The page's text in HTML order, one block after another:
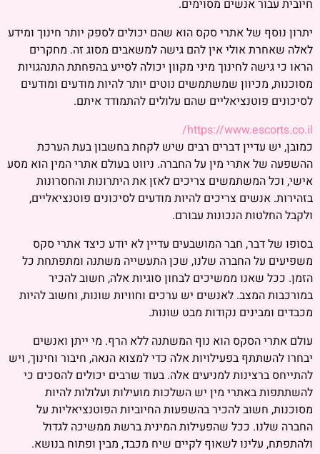
חיובית עבור אנשים מסוימים.
יתרון נוסף של אתרי סקס הוא שהם יכולים לספק יותר חינוך ומידע
לאלה שאחרת אולי אין להם גישה למשאבים מסוג זה. מחקרים
הראו כי גישה לחינוך מיני מקוון יכולה לסייע בהפחתת התנהגויות
מסוכנות, מכיוון שמשתמשים נוטים יותר להיות מודעים ומודעים
לסיכונים פוטנציאליים שהם עלולים להתמודד איתם.
https://www.escorts.co.il/
כמובן, יש עדיין דברים רבים שיש לקחת בחשבון בעת הערכת
ההשפעה של אתרי מין על החברה. ניווט בעולם אתרי המין הוא מסע
אישי, וכל המשתמשים צריכים לאזן את היתרונות והחסרונות
בזהירות. אנשים צריכים להיות מודעים לסיכונים פוטנציאליים,
ולקבל החלטות הנכונות עבורם.
בסופו של דבר, חבר המושבעים עדיין לא יודע כיצד אתרי סקס
משפיעים על החברה שלנו, שכן התעשייה משתנה ומתפתחת כל
הזמן. ככל שאנו ממשיכים לבחון סוגיות אלה, חשוב להכיר
במורכבות המצב. לאנשים יש ערכים וחוויות שונות, וחשוב להיות
מכבדים ומבינים נקודות מבט שונות.
עולם אתרי הסקס הוא נוף המשתנה ללא הרף. מי ייתן ואנשים
יבחרו להשתתף בפעילויות אלה כדי למצוא הנאה, חיבור וחינוך, ויש
להתייחס ברצינות למניעים אלה. בעוד שרבים יכולים להסכים כי
להשתתפות באתרי מין יש השלכות מועילות ועלולות להיות
מסוכנות, חשוב להכיר בהשפעות החיוביות הפוטנציאליות על
החברה שלנו. ככל שהפעילות המינית ברשת ממשיכה לגדול
ולהתפתח, עלינו לשאוף לקיים שיח מכבד, מבין ופתוח בנושא.